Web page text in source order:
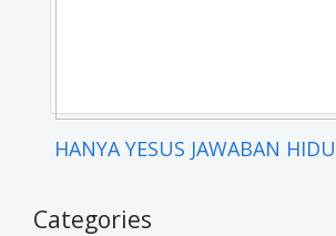
HANYA YESUS JAWABAN
Categories